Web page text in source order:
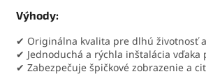
Výhody:
✔ Originálna kvalita pre dlhú životnosť
✔ Jednoduchá a rýchla inštalácia
✔ Zabezpečuje špičkové zobrazenie a